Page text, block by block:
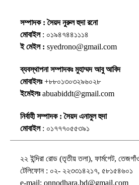
সম্পাদক : সৈয়দ নুরুল হুদা রনো
মোবাইল: ০১৯৪৭৪৪১১১৪
ই মেইল : syedrono@gmail.com
ব্যবস্থাপনা সম্পাদকঃ মুহাম্মদ আবু আবিদ
মোবাইলঃ+৮৮০১৩০৩২৯৬০২৮
ইমেইলঃabuabiddt@gmail.com
নির্বাহী সম্পাদক : সৈয়দ এনামুল হুদা
মোবাইল: ০১৭৭৭০৫৫৩৯১
২২ ইন্দিরা রোড (তৃতীয় তলা), ফার্মগেট,
টেলিফোন : ০২- ২২৩৩১৪২১৭, ৫৮১৫৪৬০১
e-mail: onnodhara.bd@gmail.com